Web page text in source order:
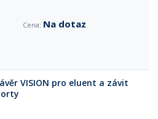
Na dotaz
VISION pro eluent a závit
porty